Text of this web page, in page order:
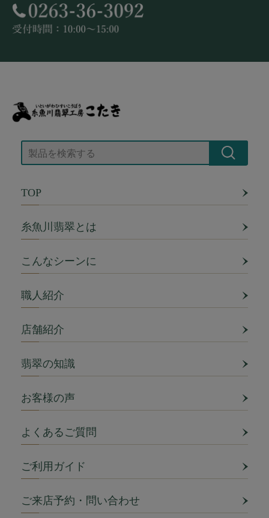
TOP
糸魚川翡翠とは
こんなシーンに
職人紹介
店舗紹介
翡翠の知識
お客様の声
よくあるご質問
ご利用ガイド
ご来店予約・問い合わせ